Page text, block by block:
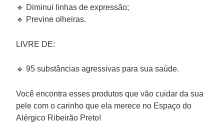
🔹 Diminui linhas de expressão;
🔹 Previne olheiras.
LIVRE DE:
🔹 95 substâncias agressivas para sua saúde.
Você encontra esses produtos que vão cuidar da sua
pele com o carinho que ela merece no Espaço do
Alérgico Ribeirão Preto!